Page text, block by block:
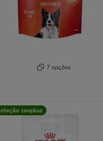
7 opções
zooplus